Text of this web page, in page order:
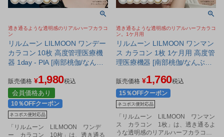
透き通るような透明感のリアルハーフカラコ
ン
リルムーン LILMOON ワンデー
カラコン 10枚 高度管理医療機
器 1day - PIA [南部桃伽/なんぶ
販売価格 ¥1,980税込
会員価格あり
10％OFFクーポン
ネコポス便対応品
「リルムーン LILMOON ワンデ
ー カラコン 10枚」は、透き通る
透き通るような透明感のリアルハーフカラコ
ン。1ケ月用
リルムーン LILMOON ワンマン
ス カラコン 1枚 1ケ月用 高度管
理医療機器 [南部桃伽/なんぶも
販売価格 ¥1,760税込
15％OFFクーポン
ネコポス便対応品
「リルムーン LILMOON ワンマン
ス カラコン 1枚」は、透き通るよ
うな透明感のリアルハーフカラコン